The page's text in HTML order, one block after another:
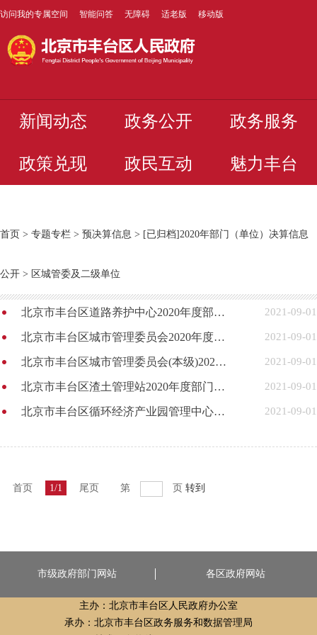
访问我的专属空间 智能问答 无障碍 适老版 移动版
新闻动态 政务公开 政务服务
政策兑现 政民互动 魅力丰台
首页 > 专题专栏 > 预决算信息 > [已归档]2020年部门（单位）决算信息
公开 > 区城管委及二级单位
北京市丰台区道路养护中心2020年度部门决算（草案） 2021-09-01
北京市丰台区城市管理委员会2020年度部门决算（草案） 2021-09-01
北京市丰台区城市管理委员会(本级)2020年度部门决算（草案） 2021-09-01
北京市丰台区渣土管理站2020年度部门决算（草案） 2021-09-01
北京市丰台区循环经济产业园管理中心2020年度部门决算(草案)说明 2021-09-01
首页 1/1 尾页 第 页 转到
市级政府部门网站 各区政府网站
主办：北京市丰台区人民政府办公室
承办：北京市丰台区政务服务和数据管理局